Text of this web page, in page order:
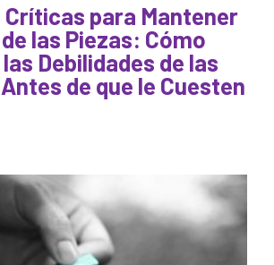
Críticas para Mantener
las Piezas: Cómo
Debilidades de las
de que le Cuesten